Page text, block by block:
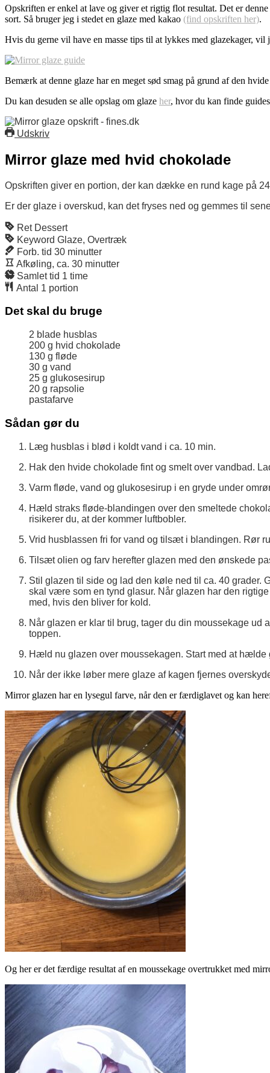
Opskriften er enkel at lave og giver et rigtig flot resultat. Det er
sort. Så bruger jeg i stedet en glaze med kakao (find opskriften her).
Hvis du gerne vil have en masse tips til at lykkes med glazekager,
Bemærk at denne glaze har en meget sød smag på grund af den
Du kan desuden se alle opslag om glaze her, hvor du kan finde
Udskriv
Mirror glaze med hvid chokolade
Opskriften giver en portion, der kan dække en rund kage på
Er der glaze i overskud, kan det fryses ned og gemmes til
Ret Dessert
Keyword Glaze, Overtræk
Forb. tid 30 minutter
Afkøling, ca. 30 minutter
Samlet tid 1 time
Antal 1 portion
Det skal du bruge
2 blade husblas
200 g hvid chokolade
130 g fløde
30 g vand
25 g glukosesirup
20 g rapsolie
pastafarve
Sådan gør du
Læg husblas i blød i koldt vand i ca. 10 min.
Hak den hvide chokolade fint og smelt over vandbad.
Varm fløde, vand og glukosesirup i en gryde under
Hæld straks fløde-blandingen over den smeltede
risikerer du, at der kommer luftbobler.
Vrid husblassen fri for vand og tilsæt i blandingen. Rør
Tilsæt olien og farv herefter glazen med den ønskede
Stil glazen til side og lad den køle ned til ca. 40
skal være som en tynd glasur. Når glazen har den
med, hvis den bliver for kold.
Når glazen er klar til brug, tager du din moussekage
toppen.
Hæld nu glazen over moussekagen. Start med at
Når der ikke løber mere glaze af kagen fjernes
Mirror glazen har en lysegul farve, når den er færdiglavet og kan
Og her er det færdige resultat af en moussekage overtrukket med